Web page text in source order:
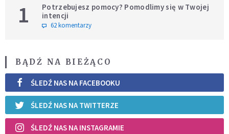
1
Potrzebujesz pomocy? Pomodlimy się w Twojej
intencji
62 komentarzy
BĄDŹ NA BIEŻĄCO
ŚLEDŹ NAS NA FACEBOOKU
ŚLEDŹ NAS NA TWITTERZE
ŚLEDŹ NAS NA INSTAGRAMIE